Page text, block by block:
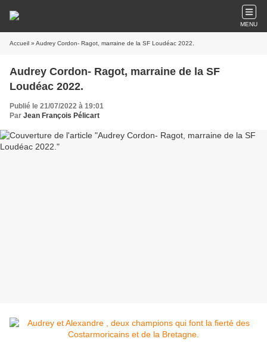
MENU
Accueil » Audrey Cordon- Ragot, marraine de la SF Loudéac 2022.
Audrey Cordon- Ragot, marraine de la SF
Loudéac 2022.
Publié le 21/07/2022 à 19:01
Par Jean François Pélicart